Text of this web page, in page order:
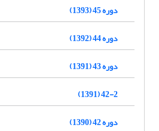
دوره 45 (1393)
دوره 44 (1392)
دوره 43 (1391)
42-2 (1391)
دوره 42 (1390)